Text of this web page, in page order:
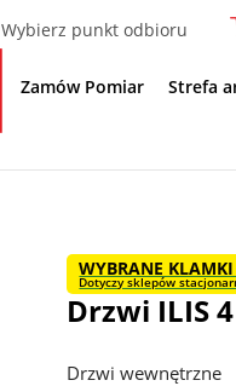
Wybierz punkt odbioru
Zamów Pomiar Strefa
WYBRANE
Dotyczy sklepów
Drzwi ILIS 4
Drzwi wewnętrzne